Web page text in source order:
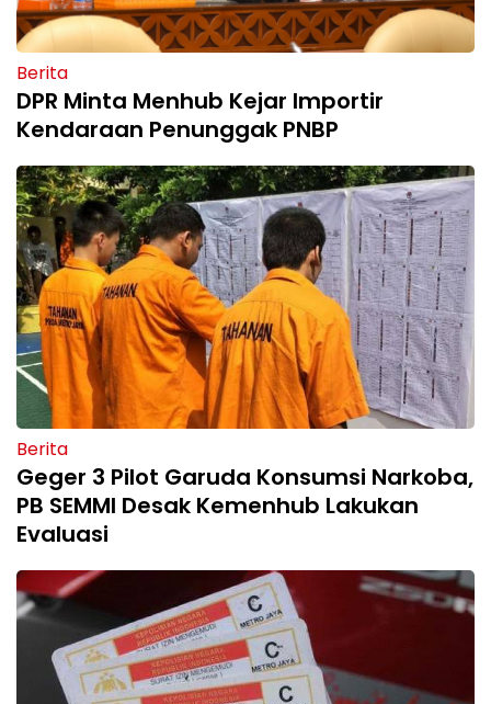
Berita
DPR Minta Menhub Kejar Importir
Kendaraan Penunggak PNBP
Berita
Geger 3 Pilot Garuda Konsumsi Narkoba,
PB SEMMI Desak Kemenhub Lakukan
Evaluasi